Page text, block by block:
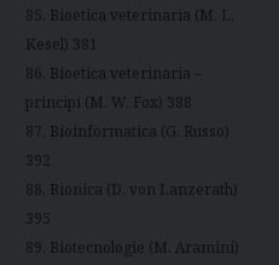
85. Bioetica veterinaria (M. L.
Kesel) 381
86. Bioetica veterinaria –
principi (M. W. Fox) 388
87. Bioinformatica (G. Russo)
392
88. Bionica (D. von Lanzerath)
395
89. Biotecnologie (M. Aramini)